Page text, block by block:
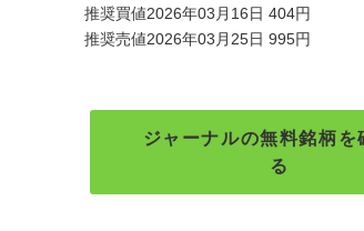
推奨買値2026年03月16日 404円
推奨売値2026年03月25日 995円
ジャーナルの無料銘柄を
る